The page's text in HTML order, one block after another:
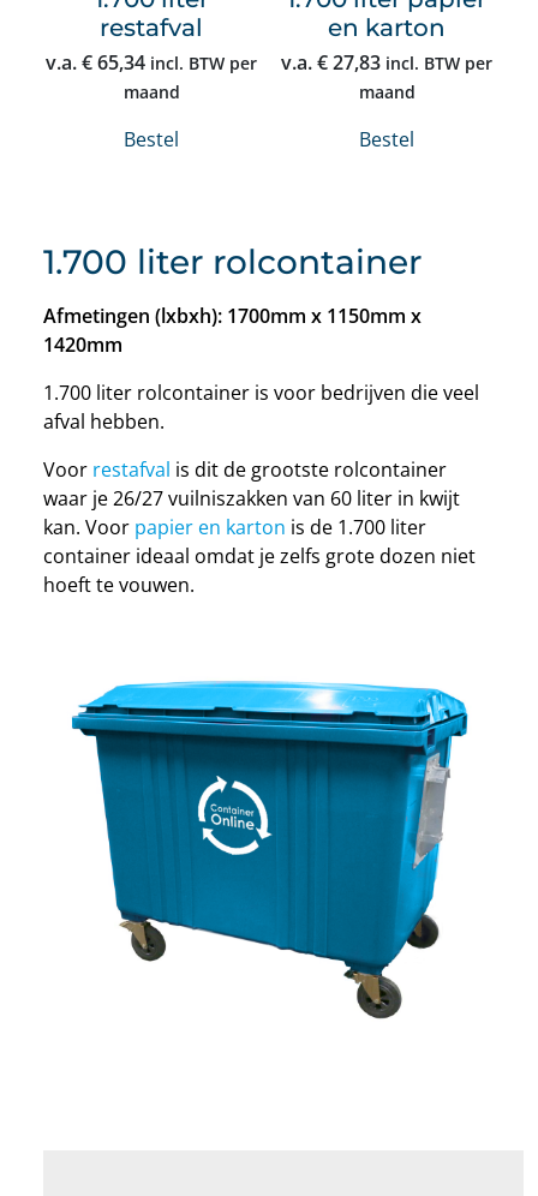
restafval
v.a.€65,34 incl. BTW per
maand
Bestel
en karton
v.a.€27,83 incl. BTW per
maand
Bestel
1.700 liter rolcontainer
Afmetingen (lxbxh): 1700mm x 1150mm x
1420mm
1.700 liter rolcontainer is voor bedrijven die veel
afval hebben.
Voor restafval is dit de grootste rolcontainer
waar je 26/27 vuilniszakken van 60 liter in kwijt
kan. Voor papier en karton is de 1.700 liter
container ideaal omdat je zelfs grote dozen niet
hoeft te vouwen.